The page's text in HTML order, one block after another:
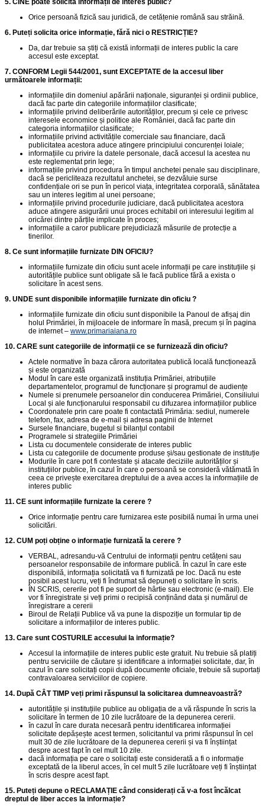
Orice persoană fizică sau juridică, de cetățenie română sau străină.
6. Puteți solicita orice informație, fără nici o RESTRICȚIE?
Da, dar trebuie sa știți că există informații de interes public la care
accesul este exceptat.
7. CONFORM Legii 544/2001, sunt EXCEPTATE de la accesul liber
următoarele informații:
informațiile din domeniul apărării naționale, siguranței și ordinii publice,
dacă fac parte din categoriile informațiilor clasificate;
informațiile privind deliberările autorităților, precum și cele ce privesc
interesele economice și politice ale României, dacă fac parte din
categoria informațiilor clasificate;
informațiile privind activitățile comerciale sau financiare, dacă
publicitatea acestora aduce atingere principiului concurenței loiale;
informațiile cu privire la datele personale, dacă accesul la acestea nu
este reglementat prin lege;
informațiile privind procedura în timpul anchetei penale sau disciplinare,
dacă se pericliteaza rezultatul anchetei, se dezvăluie surse
confidențiale ori se pun în pericol viața, integritatea corporală, sănătatea
sau un interes legitim al unei persoane;
informațiile privind procedurile judiciare, dacă publicitatea acestora
aduce atingere asigurării unui proces echitabil ori interesului legitim al
oricărei dintre părțile implicate în proces;
informațiile a caror publicare prejudiciază măsurile de protecție a
tinerilor.
8. Ce sunt informațiile furnizate DIN OFICIU?
informațiile furnizate din oficiu sunt acele informații pe care instituțiile și
autoritățile publice sunt obligate să le facă publice fără a exista o
solicitare în acest sens.
9. UNDE sunt disponibile informațiile furnizate din oficiu ?
informațiile furnizate din oficiu sunt disponibile la Panoul de afișaj din
holul Primăriei, în mijloacele de informare în masă, precum și în pagina
de internet – www.primariaiana.ro
10. CARE sunt categoriile de informații ce se furnizează din oficiu?
Actele normative în baza cărora autoritatea publică locală funcționează
și este organizată
Modul în care este organizată instituția Primăriei, atribuțiile
departamentelor, programul de funcționare și programul de audiențe
Numele si prenumele persoanelor din conducerea Primăriei, Consiliului
Local și ale funcționarului responsabil cu difuzarea informațiilor publice
Coordonatele prin care poate fi contactată Primăria: sediul, numerele
telefon, fax, adresa de e-mail și adresa paginii de Internet
Sursele financiare, bugetul si bilanțul contabil
Programele si strategiile Primăriei
Lista cu documentele considerate de interes public
Lista cu categoriile de documente produse și/sau gestionate de instituție
Modurile în care pot fi contestate și atacate deciziile autorităților și
instituțiilor publice, în cazul în care o persoană se consideră vătămată în
ceea ce privește exercitarea dreptului de a avea acces la informațiile de
interes public
11. CE sunt informațiile furnizate la cerere ?
Orice informație pentru care furnizarea este posibilă numai în urma unei
solicitări.
12. CUM poți obține o informație furnizată la cerere ?
VERBAL, adresandu-vă Centrului de informații pentru cetățeni sau
persoanelor responsabile de informare publică. În cazul în care este
disponibilă, informația solicitată va fi furnizată pe loc. Dacă nu este
posibil acest lucru, veți fi îndrumat să depuneți o solicitare în scris.
ÎN SCRIS, cererile pot fi pe suport de hârtie sau electronic (e-mail). Ele
vor fi înregistrate și veți primi o recipisă conținând data și numărul de
înregistrare a cererii
Biroul de Relații Publice vă va pune la dispoziție un formular tip de
solicitare a informațiilor de interes public.
13. Care sunt COSTURILE accesului la informație?
Accesul la informațiile de interes public este gratuit. Nu trebuie să platiți
pentru serviciile de căutare și identificare a informației solicitate, dar, în
cazul în care solicitați copii după documente oficiale, trebuie să suportați
contravaloarea serviciilor de copiere.
14. După CÂT TIMP veți primi răspunsul la solicitarea dumneavoastră?
autoritățile și instituțiile publice au obligația de a vă răspunde în scris la
solicitare în termen de 10 zile lucrătoare de la depunerea cererii.
în cazul în care durata necesară pentru identificarea informației
solicitate depășește acest termen, solicitantul va primi răspunsul în cel
mult 30 de zile lucrătoare de la depunerea cererii și va fi înștiințat
despre acest fapt în cel mult 10 zile.
dacă informația pe care o solicitați este considerată a fi o informație
exceptată de la liberul acces, în cel mult 5 zile lucrătoare veți fi înștiințat
în scris despre acest fapt.
15. Puteți depune o RECLAMAȚIE când considerați că v-a fost încălcat
dreptul de liber acces la informație?